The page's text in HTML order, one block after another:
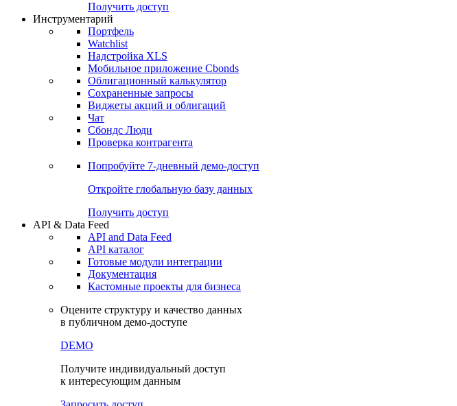
Получить доступ
Инструментарий
Портфель
Watchlist
Надстройка XLS
Мобильное приложение Cbonds
Облигационный калькулятор
Сохраненные запросы
Виджеты акций и облигаций
Чат
Сбондс Люди
Проверка контрагента
Попробуйте 7-дневный демо-доступ
Откройте глобальную базу данных
Получить доступ
API & Data Feed
API and Data Feed
API каталог
Готовые модули интеграции
Документация
Кастомные проекты для бизнеса
Оцените структуру и качество данных
в публичном демо-доступе
DEMO
Получите индивидуальный доступ
к интересующим данным